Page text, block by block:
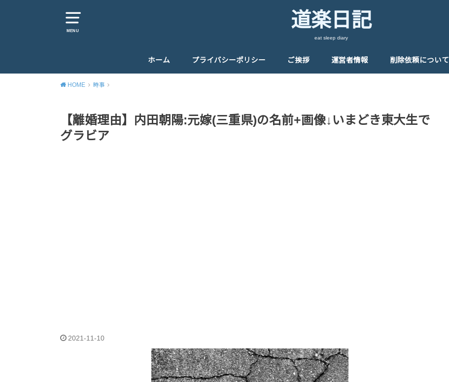
MENU 道楽日記
eat sleep diary
ホーム プライバシーポリシー ご挨拶 運営者情報 削除依頼について
HOME 時事
【離婚理由】内田朝陽:元嫁(三重県)の名前+画像↓いまどき東大生で
グラビア
2021-11-10